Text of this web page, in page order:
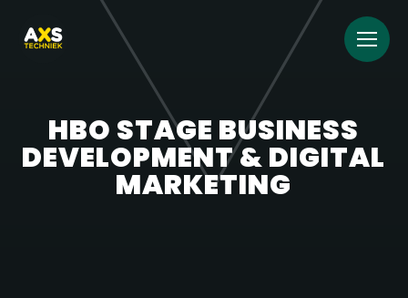
HBO STAGE BUSINESS
DEVELOPMENT & DIGITAL
MARKETING